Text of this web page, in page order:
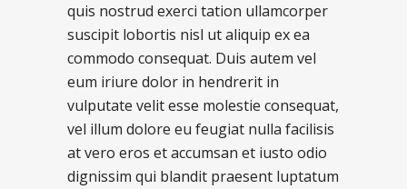
quis nostrud exerci tation ullamcorper
suscipit lobortis nisl ut aliquip ex ea
commodo consequat. Duis autem vel
eum iriure dolor in hendrerit in
vulputate velit esse molestie consequat,
vel illum dolore eu feugiat nulla facilisis
at vero eros et accumsan et iusto odio
dignissim qui blandit praesent luptatum